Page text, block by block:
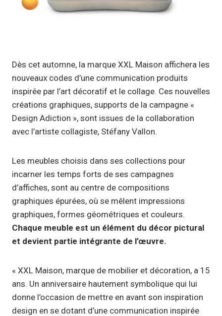
Dès cet automne, la marque XXL Maison affichera les
nouveaux codes d’une communication produits
inspirée par l’art décoratif et le collage. Ces nouvelles
créations graphiques, supports de la campagne «
Design Adiction », sont issues de la collaboration
avec l’artiste collagiste, Stéfany Vallon.
Les meubles choisis dans ses collections pour
incarner les temps forts de ses campagnes
d’affiches, sont au centre de compositions
graphiques épurées, où se mêlent impressions
graphiques, formes géométriques et couleurs.
Chaque meuble est un élément du décor pictural
et devient partie intégrante de l’œuvre.
« XXL Maison, marque de mobilier et décoration, a 15
ans. Un anniversaire hautement symbolique qui lui
donne l’occasion de mettre en avant son inspiration
design en se dotant d’une communication inspirée